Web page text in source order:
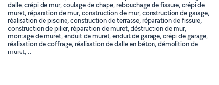
dalle, crépi de mur, coulage de chape, rebouchage de fissure, crépi de
muret, réparation de mur, construction de mur, construction de garage,
réalisation de piscine, construction de terrasse, réparation de fissure,
construction de pilier, réparation de muret, déstruction de mur,
montage de muret, enduit de muret, enduit de garage, crépi de garage,
réalisation de coffrage, réalisation de dalle en béton, démolition de
muret, ..